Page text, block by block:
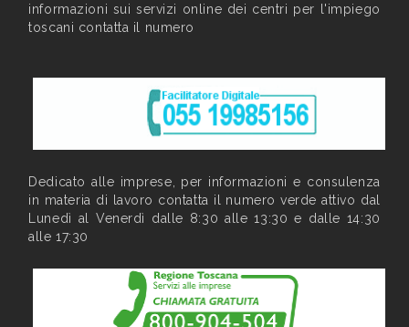
informazioni sui servizi online dei centri per l'impiego
toscani contatta il numero
Dedicato alle imprese, per informazioni e consulenza
in materia di lavoro contatta il numero verde attivo dal
Lunedì al Venerdì dalle 8:30 alle 13:30 e dalle 14:30
alle 17:30